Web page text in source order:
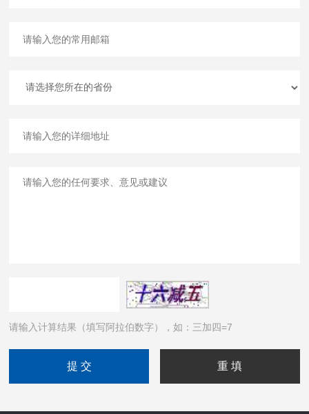
请输入计算结果（填写阿拉伯数字），如：三加四=7